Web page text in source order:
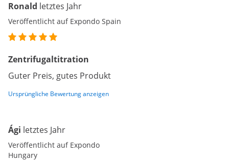
Ronald letztes Jahr
Veröffentlicht auf Expondo Spain
Zentrifugaltitration
Guter Preis, gutes Produkt
Ursprüngliche Bewertung anzeigen
Ági letztes Jahr
Veröffentlicht auf Expondo
Hungary